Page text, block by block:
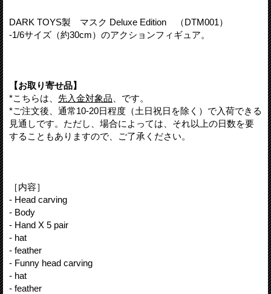
DARK TOYS製 マスク Deluxe Edition （DTM001）
-1/6サイズ（約30cm）のアクションフィギュア。
【お取り寄せ品】
*こちらは、 先入金対象品 、です。
*ご注文後、通常10-20日程度（土日祝日を除く）で入荷できる
見通しです。ただし、場合によっては、それ以上の日数を要
することもありますので、ご了承ください。
［内容］
- Head carving
- Body
- Hand X 5 pair
- hat
- feather
- Funny head carving
- hat
- feather